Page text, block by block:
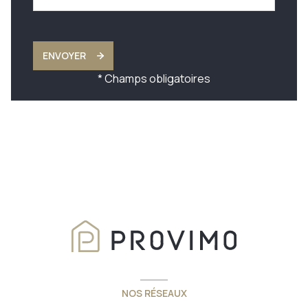
ENVOYER
* Champs obligatoires
NOS RÉSEAUX